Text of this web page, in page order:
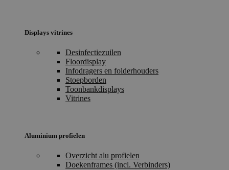
Displays vitrines
Desinfectiezuilen
Floordisplay
Infodragers en folderhouders
Stoepborden
Toonbankdisplays
Vitrines
Aluminium profielen
Overzicht alu profielen
Doekenframes (incl. Verbinders)